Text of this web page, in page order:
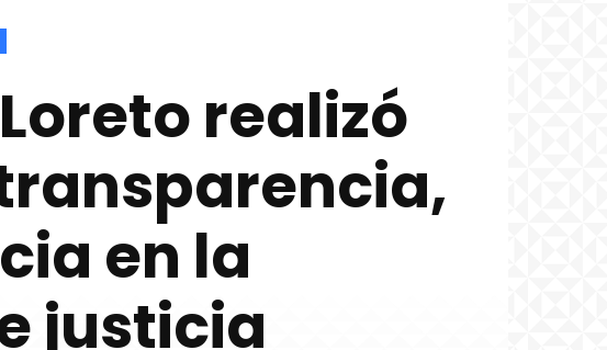
realizó
en la
justicia